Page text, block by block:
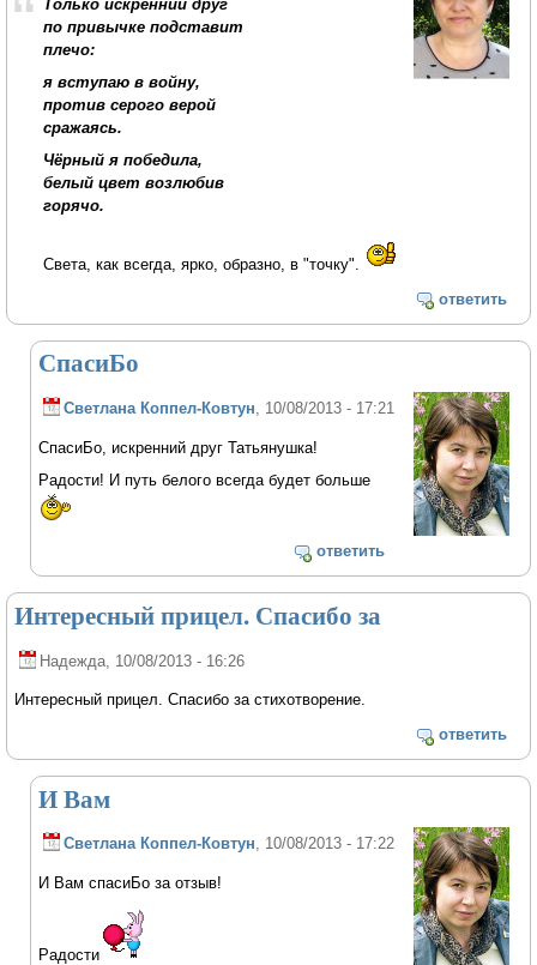
Только искренний друг
по привычке подставит
плечо:
я вступаю в войну,
против серого верой
сражаясь.
Чёрный я победила,
белый цвет возлюбив
горячо.
Света, как всегда, ярко, образно, в "точку".
ответить
СпасиБо
Светлана Коппел-Ковтун, 10/08/2013 - 17:21
СпасиБо, искренний друг Татьянушка!
Радости! И путь белого всегда будет больше
ответить
Интересный прицел. Спасибо за
Надежда , 10/08/2013 - 16:26
Интересный прицел. Спасибо за стихотворение.
ответить
И Вам
Светлана Коппел-Ковтун, 10/08/2013 - 17:22
И Вам спасиБо за отзыв!
Радости